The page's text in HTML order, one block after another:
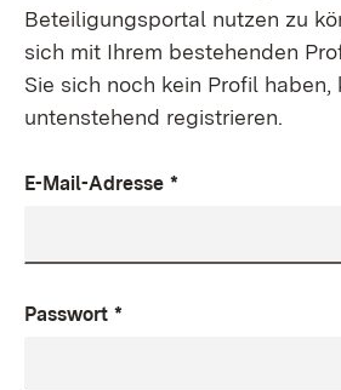
Beteiligungsportal nutzen zu
sich mit Ihrem bestehenden
Sie sich noch kein Profil haben,
untenstehend registrieren.
E-Mail-Adresse *
Passwort *